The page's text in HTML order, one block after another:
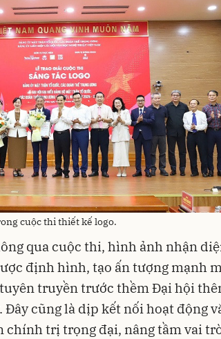
cuộc thi thiết kế logo.
qua cuộc thi, hình ảnh nhận
định hình, tạo ấn tượng mạnh
truyền trước thềm Đại hội
Đây cũng là dịp kết nối hoạt động
chính trị trọng đại, nâng tầm vai